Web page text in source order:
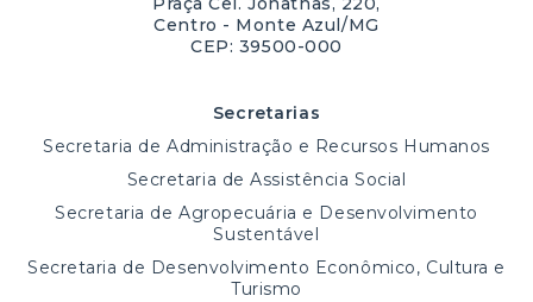
Centro - Monte Azul/MG
CEP: 39500-000
Secretarias
Secretaria de Administração e Recursos Humanos
Secretaria de Assistência Social
Secretaria de Agropecuária e Desenvolvimento
Sustentável
Secretaria de Desenvolvimento Econômico, Cultura e
Turismo